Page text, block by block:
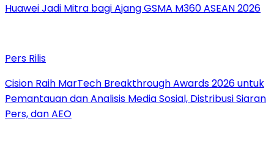
Huawei Jadi Mitra bagi Ajang GSMA M360 ASEAN 2026
Pers Rilis
Cision Raih MarTech Breakthrough Awards 2026 untuk
Pemantauan dan Analisis Media Sosial, Distribusi Siaran
Pers, dan AEO